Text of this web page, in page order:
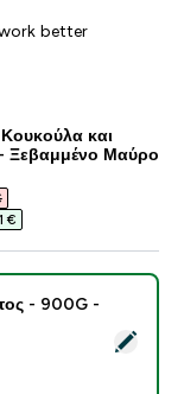
better
και
Ξεβαμμένο Μαύρο
€‎
Γάλακτος -
- 900G -